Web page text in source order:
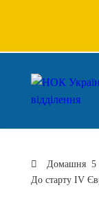
Домашня
До старту IV